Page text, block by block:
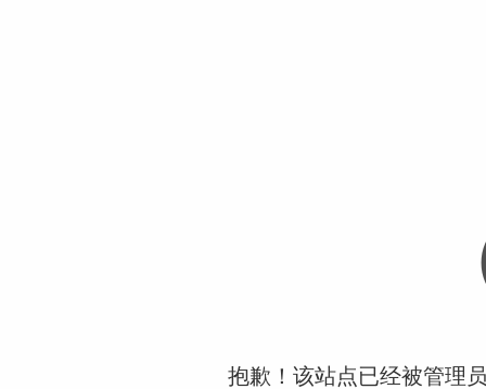
抱歉！该站点已经被管理